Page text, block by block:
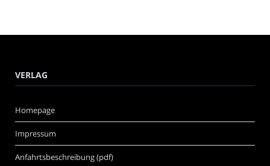
VERLAG
Homepage
Impressum
Anfahrtsbeschreibung (pdf)